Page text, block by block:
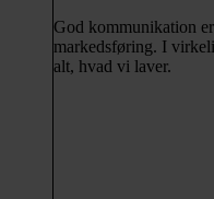
God kommunikation
markedsføring. I
alt, hvad vi laver.